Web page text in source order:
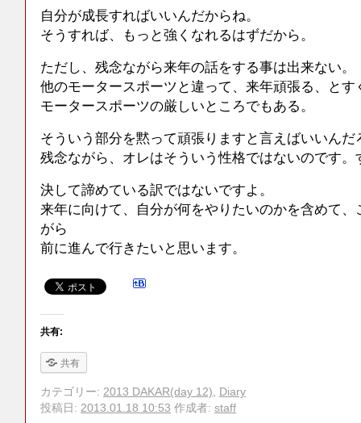
自分が成長すればいいんだからね。
そうすれば、もっと強くなれるはずだから。
ただし、残念ながら来年の話をする事は出来ない。
他のモータースポーツと違って、来年頑張る、と
モータースポーツの厳しいところでもある。
そういう部分を黙って頑張りますと言えばいいんだ
残念ながら、オレはそういう性格ではないのです。
決して諦めている訳ではないですよ。
来年に向けて、自分が何をやりたいのかを含めて
がら
前に進んで行きたいと思います。
共有:
共有
カテゴリー: 2013 DAKAR(day 12), Diary
投稿日: 2013.01.18 10:53 作成者: staff